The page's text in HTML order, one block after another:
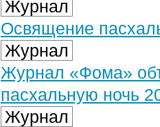
Журнал
Освящение
Журнал
Журнал «Фома»
пасхальную ночь
Журнал